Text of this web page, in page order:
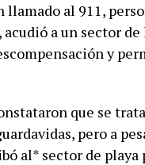
al 911,
a un sector
y
que se
pero a
al* sector de playa